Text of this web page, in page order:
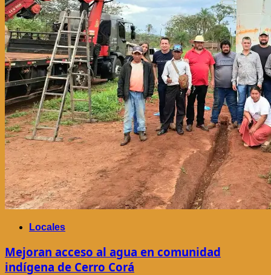
Locales
Mejoran acceso al agua en comunidad
indígena de Cerro Corá